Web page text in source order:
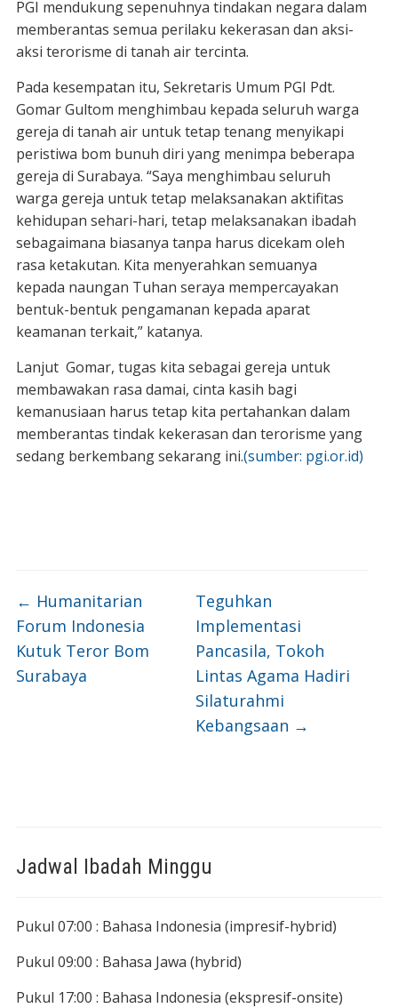
PGI mendukung sepenuhnya tindakan negara dalam
memberantas semua perilaku kekerasan dan aksi-
aksi terorisme di tanah air tercinta.
Pada kesempatan itu, Sekretaris Umum PGI Pdt.
Gomar Gultom menghimbau kepada seluruh warga
gereja di tanah air untuk tetap tenang menyikapi
peristiwa bom bunuh diri yang menimpa beberapa
gereja di Surabaya. “Saya menghimbau seluruh
warga gereja untuk tetap melaksanakan aktifitas
kehidupan sehari-hari, tetap melaksanakan ibadah
sebagaimana biasanya tanpa harus dicekam oleh
rasa ketakutan. Kita menyerahkan semuanya
kepada naungan Tuhan seraya mempercayakan
bentuk-bentuk pengamanan kepada aparat
keamanan terkait,” katanya.
Lanjut Gomar, tugas kita sebagai gereja untuk
membawakan rasa damai, cinta kasih bagi
kemanusiaan harus tetap kita pertahankan dalam
memberantas tindak kekerasan dan terorisme yang
sedang berkembang sekarang ini.(sumber: pgi.or.id)
← Humanitarian
Forum Indonesia
Kutuk Teror Bom
Surabaya
Teguhkan
Implementasi
Pancasila, Tokoh
Lintas Agama Hadiri
Silaturahmi
Kebangsaan →
Jadwal Ibadah Minggu
Pukul 07:00 : Bahasa Indonesia (impresif-hybrid)
Pukul 09:00 : Bahasa Jawa (hybrid)
Pukul 17:00 : Bahasa Indonesia (ekspresif-onsite)